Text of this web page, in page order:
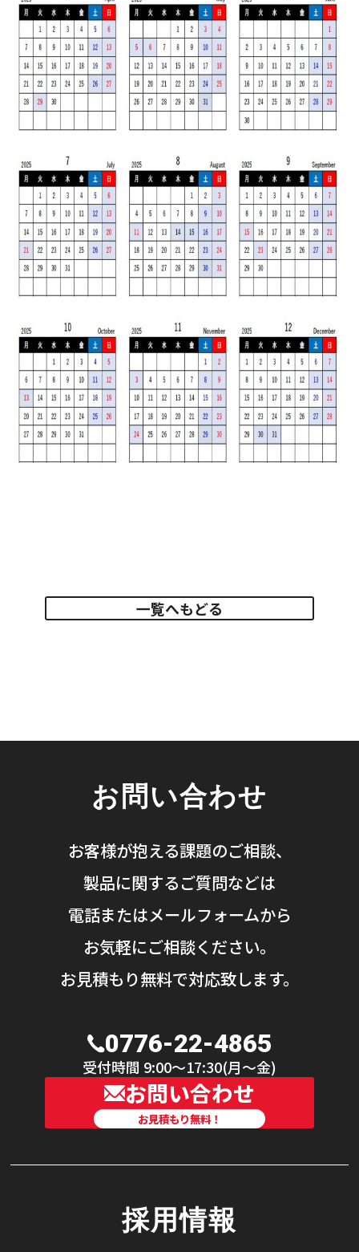
一覧へもどる
お問い合わせ
お客様が抱える課題のご相談、
製品に関するご質問などは
電話またはメールフォームから
お気軽にご相談ください。
お見積もり無料で対応致します。
0776-22-4865
受付時間 9:00〜17:30(月〜金)
お問い合わせ
お見積もり無料！
採用情報